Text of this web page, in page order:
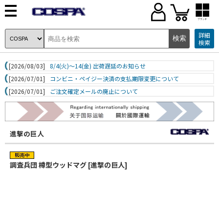
ブランド
詳細
検索
[2026/08/03]
8/4(火)～14(金) 出荷遅延のお知らせ
[2026/07/01]
コンビニ・ペイジー決済の支払期限変更について
[2026/07/01]
ご注文確定メールの廃止について
進撃の巨人
調査兵団 樽型ウッドマグ [進撃の巨人]